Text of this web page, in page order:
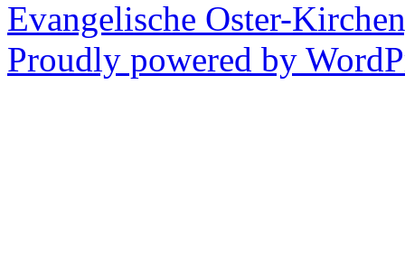
Evangelische Oster-
Proudly powered by